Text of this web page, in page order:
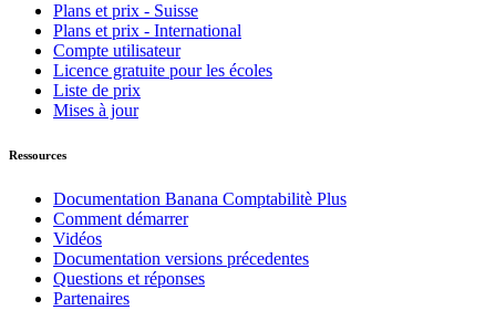
Plans et prix - Suisse
Plans et prix - International
Compte utilisateur
Licence gratuite pour les écoles
Liste de prix
Mises à jour
Ressources
Documentation Banana Comptabilitè Plus
Comment démarrer
Vidéos
Documentation versions précedentes
Questions et réponses
Partenaires